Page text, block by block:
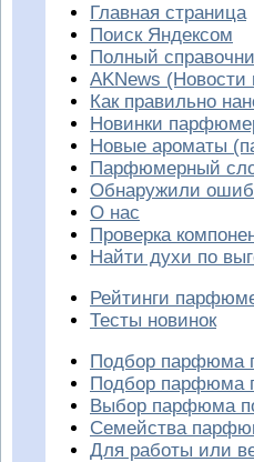
Главная страница
Поиск Яндексом
Полный
AKNews
Как правильно
Новинки
Новые ароматы
Парфюмерный
Обнаружили
О нас
Проверка
Найти духи по
Рейтинги
Тесты новинок
Подбор парфюма
Подбор парфюма
Выбор парфюма
Семейства
Для работы или